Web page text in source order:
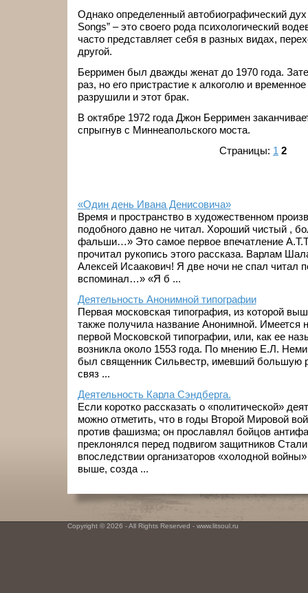
Однако определенный автобиографический
Songs” – это своего рода психологический
часто представляет себя в разных видах,
другой.
Берримен был дважды женат до 1970 года.
раз, но его пристрастие к алкоголю и
разрушили и этот брак.
В октябре 1972 года Джон Берримен
спрыгнув с Миннеапольского моста.
Страницы: 1 2
«Один день Ивана Денисовича»
Время и пространство в художественном
подобного давно не читал. Хороший чистый ,
фальши…» Это самое первое впечатление
прочитал рукопись этого рассказа. Варлам
Алексей Исаакович! Я две ночи не спал читал
вспоминал…» «Я б ...
Деятельность Анонимной типографии
Первая московская типография, из которой
также получила название Анонимной. Имеется
первой Московской типографии, или, как ее
возникла около 1553 года. По мнению Е.Л.
был священник Сильвестр, имевший большую
связ ...
Деятельность Карла Сэндберга.
Если коротко рассказать о «политической»
можно отметить, что в годы Второй Мировой
против фашизма; он прославлял бойцов
преклонялся перед подвигом защитников
впоследствии организаторов «холодной
выше, созда ...
Copyright © 2026 - All Rights Reserved - www.litsoul.ru